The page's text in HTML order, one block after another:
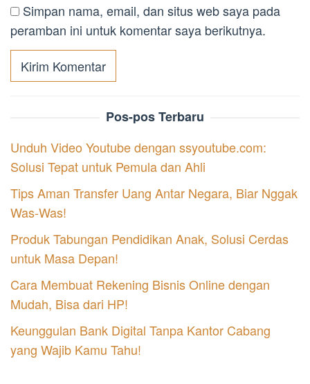
Simpan nama, email, dan situs web saya pada
peramban ini untuk komentar saya berikutnya.
Pos-pos Terbaru
Unduh Video Youtube dengan ssyoutube.com:
Solusi Tepat untuk Pemula dan Ahli
Tips Aman Transfer Uang Antar Negara, Biar Nggak
Was-Was!
Produk Tabungan Pendidikan Anak, Solusi Cerdas
untuk Masa Depan!
Cara Membuat Rekening Bisnis Online dengan
Mudah, Bisa dari HP!
Keunggulan Bank Digital Tanpa Kantor Cabang
yang Wajib Kamu Tahu!